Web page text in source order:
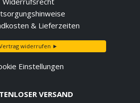
& Lieferzeiten
widerrufen ►
Einstellungen
VERSAND